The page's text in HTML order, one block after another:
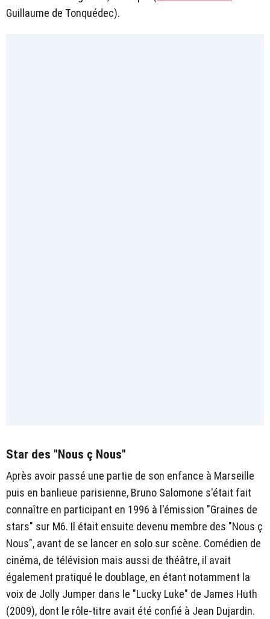
Guillaume de Tonquédec).
Star des "Nous ç Nous"
Après avoir passé une partie de son enfance à Marseille
puis en banlieue parisienne, Bruno Salomone s'était fait
connaître en participant en 1996 à l'émission "Graines de
stars" sur M6. Il était ensuite devenu membre des "Nous ç
Nous", avant de se lancer en solo sur scène. Comédien de
cinéma, de télévision mais aussi de théâtre, il avait
également pratiqué le doublage, en étant notamment la
voix de Jolly Jumper dans le "Lucky Luke" de James Huth
(2009), dont le rôle-titre avait été confié à Jean Dujardin.